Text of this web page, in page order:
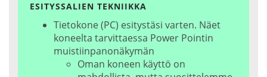
ESITYSSALIEN TEKNIIKKA
Tietokone (PC) esitystäsi varten. Näet
koneelta tarvittaessa Power Pointin
muistiinpanonäkymän
Oman koneen käyttö on